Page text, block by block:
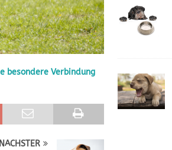
Hoopers-Sport – Badische Neueste
William müssen sich für ihre Welpen
DIES UND DAS
besondere Verbindung
NÄCHSTER